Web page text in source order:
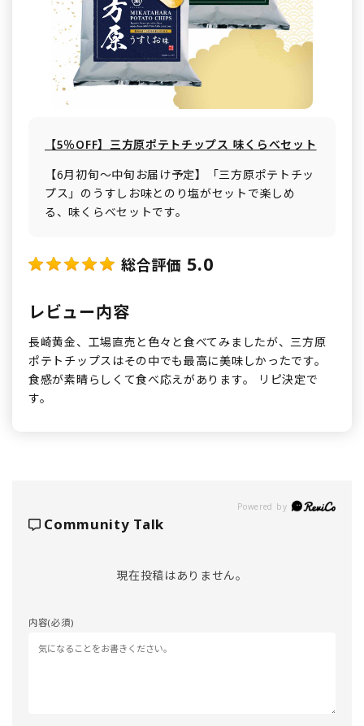
【5％OFF】三方原ポテトチップス 味くらべセット
【6月初旬～中旬お届け予定】「三方原ポテトチッ
プス」のうすしお味とのり塩がセットで楽しめ
る、味くらべセットです。
総合評価 5.0
レビュー内容
長崎黄金、工場直売と色々と食べてみましたが、三方原
ポテトチップスはその中でも最高に美味しかったです。
食感が素晴らしくて食べ応えがあります。 リピ決定で
す。
Powered by
Community Talk
現在投稿はありません。
内容(必須)